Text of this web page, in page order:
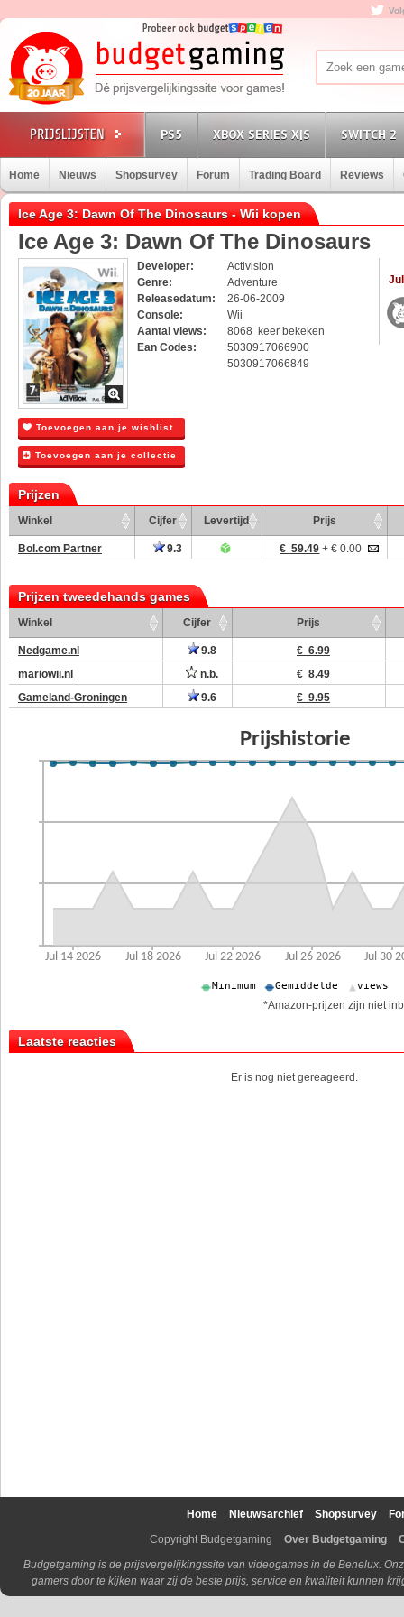
PS5 XBOX SERIES X|S SWITCH 2
Home Nieuws Shopsurvey Forum Trading Board Reviews
Ice Age 3: Dawn Of The Dinosaurs - Wii kopen
Ice Age 3: Dawn Of The Dinosaurs
Developer:
Activision
Genre:
Adventure
Releasedatum:
26-06-2009
Console:
Wii
Aantal views:
8068 keer bekeken
Ean Codes:
5030917066900
5030917066849
Toevoegen aan je wishlist
Toevoegen aan je collectie
Prijzen
Winkel Cijfer Levertijd Prijs
Bol.com Partner 9.3 € 59.49 + € 0.00
Prijzen tweedehands games
Winkel Cijfer Prijs
Nedgame.nl 9.8
€ 6.99
mariowii.nl
n.b.
€ 8.49
Gameland-Groningen
9.6 € 9.95
*Amazon-prijzen zijn niet
Laatste reacties
Er is nog niet gereageerd.
Home Nieuwsarchief Shopsurvey
Copyright Budgetgaming
Over Budgetgaming
Budgetgaming is de prijsvergelijkingssite van videogames in de Benelux.
gamers door te kijken waar zij de beste prijs, service en kwaliteit kunnen